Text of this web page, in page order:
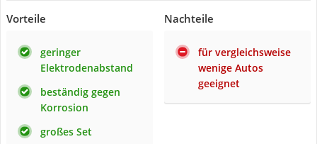
Vorteile
geringer
Elektrodenabstand
beständig gegen
Korrosion
großes Set
Nachteile
für vergleichsweise
wenige Autos
geeignet